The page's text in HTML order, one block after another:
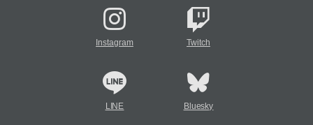
Instagram Twitch
LINE Bluesky